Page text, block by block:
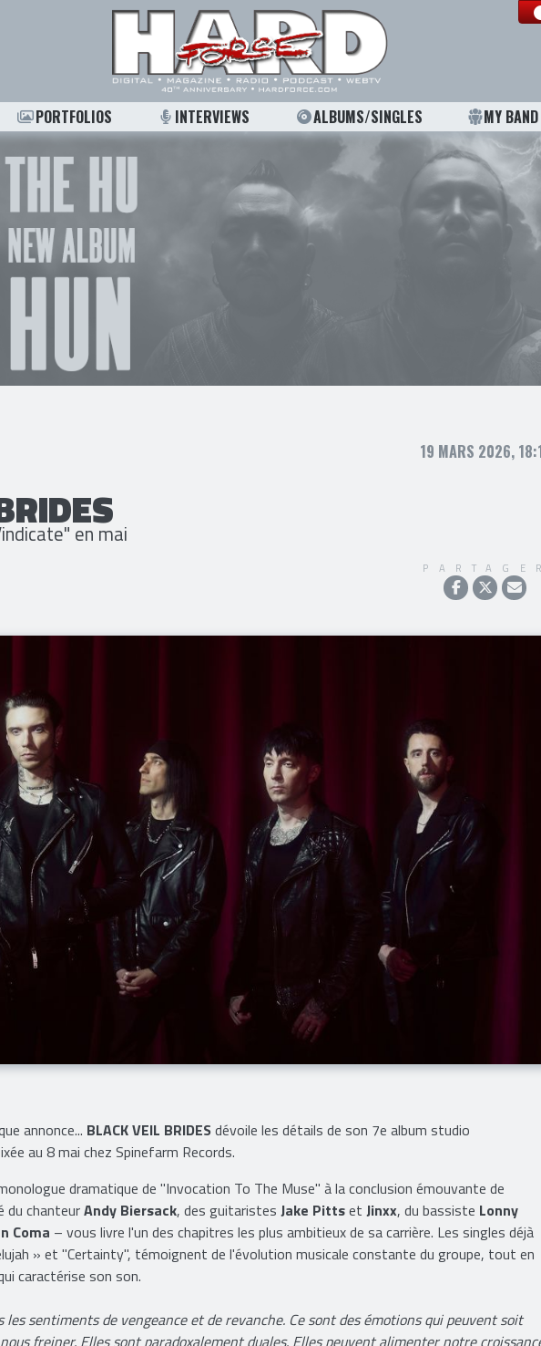
PORTFOLIOS INTERVIEWS ALBUMS/SINGLES MY BAND
en mai
annonce...BLACK VEIL BRIDESdévoile les détails de son 7e album studio
au 8 mai chez Spinefarm Records.
dramatique de "Invocation To The Muse" à la conclusion émouvante de
du chanteur Andy Biersack, des guitaristes , du bassiste Lonny
Coma
» et "Certainty", témoignent de l'évolution musicale constante du groupe, tout en
caractérise son son.